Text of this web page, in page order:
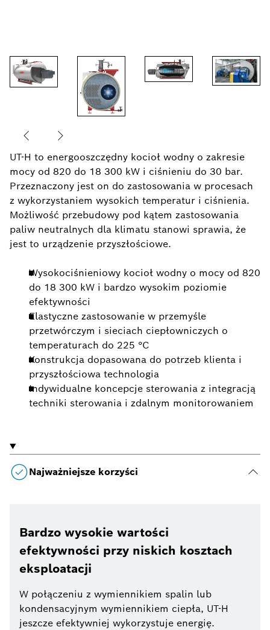
UT-H to energooszczędny kocioł wodny o zakresie
mocy od 820 do 18 300 kW i ciśnieniu do 30 bar.
Przeznaczony jest on do zastosowania w procesach
z wykorzystaniem wysokich temperatur i ciśnienia.
Możliwość przebudowy pod kątem zastosowania
paliw neutralnych dla klimatu stanowi sprawia, że
jest to urządzenie przyszłościowe.
Wysokociśnieniowy kocioł wodny o mocy od 820
do 18 300 kW i bardzo wysokim poziomie
efektywności
Elastyczne zastosowanie w przemyśle
przetwórczym i sieciach ciepłowniczych o
temperaturach do 225 °C
Konstrukcja dopasowana do potrzeb klienta i
przyszłościowa technologia
Indywidualne koncepcje sterowania z integracją
techniki sterowania i zdalnym monitorowaniem
Najważniejsze korzyści
Bardzo wysokie wartości
efektywności przy niskich kosztach
eksploatacji
W połączeniu z wymiennikiem spalin lub
kondensacyjnym wymiennikiem ciepła, UT-H
jeszcze efektywniej wykorzystuje energię.